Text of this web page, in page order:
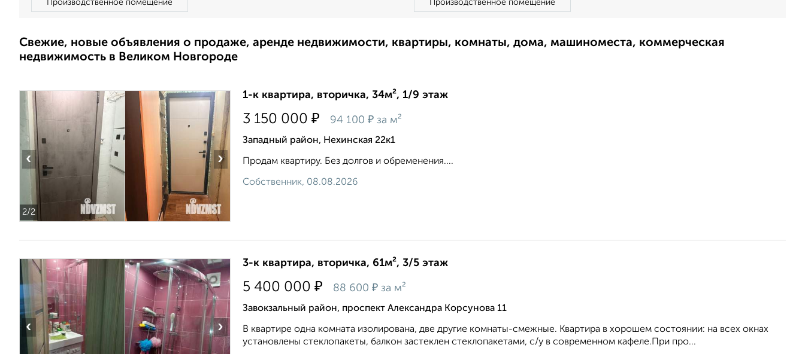
Производственное помещение Производственное помещение
Свежие, новые объявления о продаже, аренде недвижимости, квартиры, комнаты, дома, машиноместа, коммерческая
недвижимость в Великом Новгороде
2/2
‹ ›
1-к квартира, вторичка, 34м², 1/9 этаж
3 150 000 ₽ 94 100 ₽ за м²
Западный район, Нехинская 22к1
Продам квартиру. Без долгов и обременения....
Собственник, 08.08.2026
‹ ›
3-к квартира, вторичка, 61м², 3/5 этаж
5 400 000 ₽ 88 600 ₽ за м²
Завокзальный район, проспект Александра Корсунова 11
В квартире одна комната изолирована, две другие комнаты-смежные. Квартира в хорошем состоянии: на всех окнах
установлены стеклопакеты, балкон застеклен стеклопакетами, с/у в современном кафеле.При про...